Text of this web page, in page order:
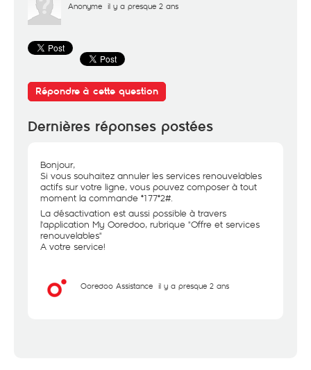
Anonyme il y a presque 2 ans
Répondre à cette question
Dernières réponses postées
Bonjour,
Si vous souhaitez annuler les services renouvelables
actifs sur votre ligne, vous pouvez composer à tout
moment la commande *177*2#.
La désactivation est aussi possible à travers
l'application My Ooredoo, rubrique "Offre et services
renouvelables"
A votre service!
Ooredoo Assistance il y a presque 2 ans